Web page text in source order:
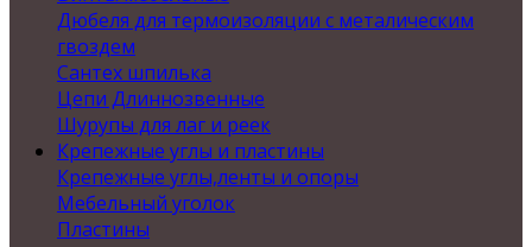
Дюбеля для термоизоляции с металическим
гвоздем
Сантех шпилька
Цепи Длиннозвенные
Шурупы для лаг и реек
Крепежные углы и пластины
Крепежные углы,ленты и опоры
Мебельный уголок
Пластины